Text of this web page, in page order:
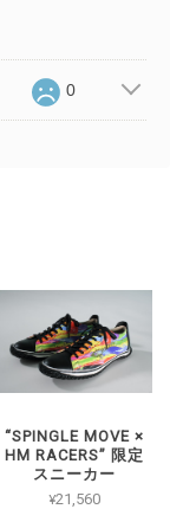
0
“SPINGLE MOVE ×
HM RACERS” 限定
スニーカー
¥21,560